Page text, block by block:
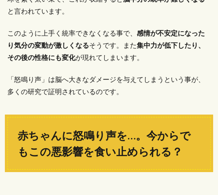
と言われています。
このように上手く統率できなくなる事で、 感情が不安定になった
り気分の変動が激しくなるそうです。また集中力が低下したり、
その後の性格にも変化が現れてしまいます。
「怒鳴り声」は脳へ大きなダメージを与えてしまうという事が、
多くの研究で証明されているのです。
赤ちゃんに怒鳴り声を…。今からで
もこの悪影響を食い止められる？